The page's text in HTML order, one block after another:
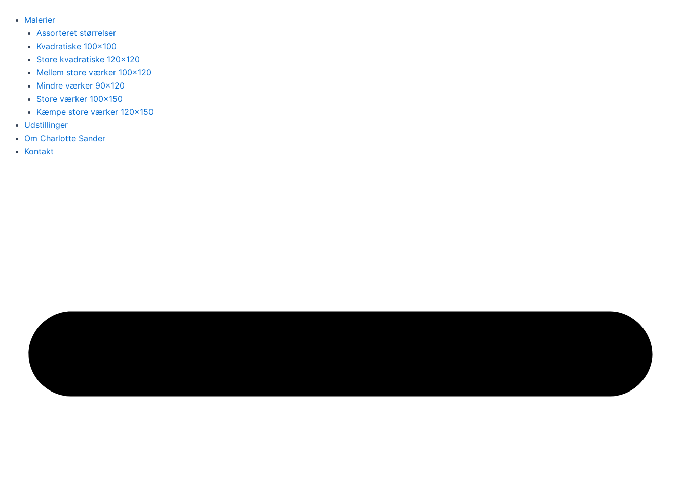
indholdet
Malerier
Assorteret størrelser
Kvadratiske 100×100
Store kvadratiske 120×120
Mellem store værker 100×120
Mindre værker 90×120
Store værker 100×150
Kæmpe store værker 120×150
Udstillinger
Om Charlotte Sander
Kontakt
maleri
quantity